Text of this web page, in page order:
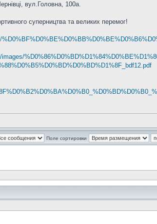
вул.Головна, 100а.
суперництва та великих перемог!
Поле сортировки